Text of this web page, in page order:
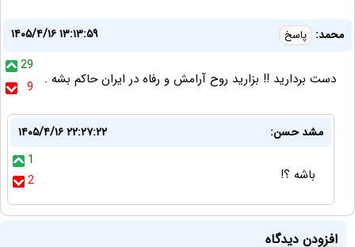
محمد: پاسخ
۱۴۰۵/۴/۱۶ ۱۳:۱۳:۵۹
29
9
دست بردارید !! بزارید روح آرامش و رفاه در ایران حاکم بشه .
مشد حسن:
۱۴۰۵/۴/۱۶ ۲۲:۲۷:۲۲
1
2
باشه ؟!
افزودن دیدگاه